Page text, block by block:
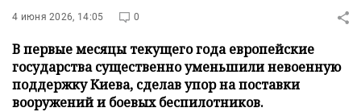
4 июня 2026, 14:05 0
В первые месяцы текущего года европейские
государства существенно уменьшили невоенную
поддержку Киева, сделав упор на поставки
вооружений и боевых беспилотников.